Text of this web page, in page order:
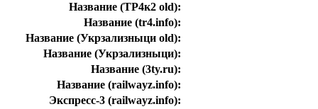
Название (ТР4к2 old):
Название (tr4.info):
Название (Укрзализныци old):
Название (Укрзализныци):
Название (3ty.ru):
Название (railwayz.info):
Экспресс-3 (railwayz.info):